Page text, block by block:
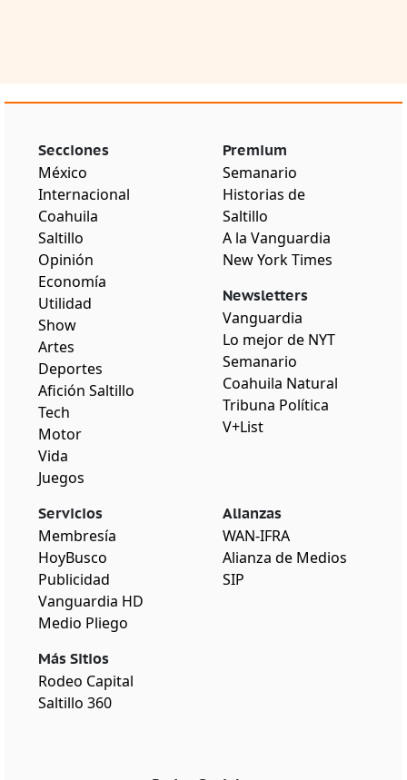
Secciones
México
Internacional
Coahuila
Saltillo
Opinión
Economía
Utilidad
Show
Artes
Deportes
Afición Saltillo
Tech
Motor
Vida
Juegos
Premium
Semanario
Historias de
Saltillo
A la Vanguardia
New York Times
Newsletters
Vanguardia
Lo mejor de NYT
Semanario
Coahuila Natural
Tribuna Política
V+List
Servicios
Membresía
HoyBusco
Publicidad
Vanguardia HD
Medio Pliego
Más Sitios
Rodeo Capital
Saltillo 360
Alianzas
WAN-IFRA
Alianza de Medios
SIP